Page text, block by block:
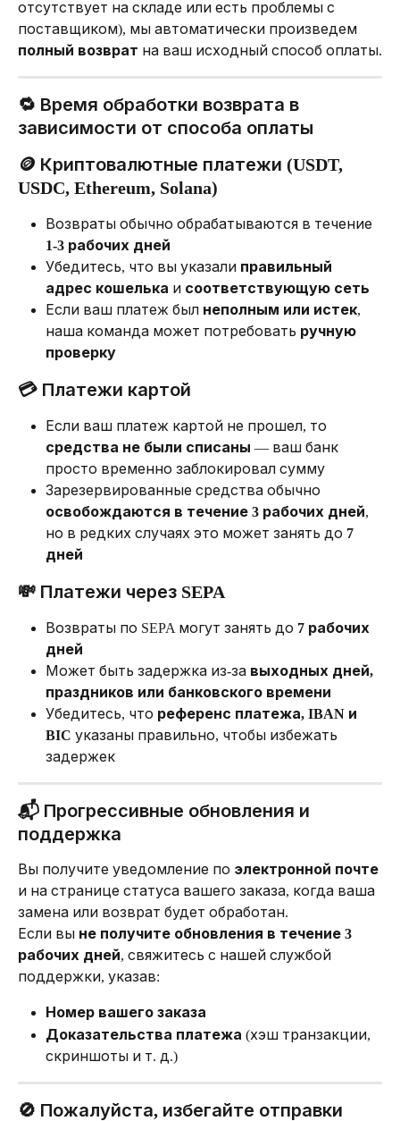
отсутствует на складе или есть проблемы с
поставщиком), мы автоматически произведем
полный возврат на ваш исходный способ оплаты.
🔁 Время обработки возврата в
зависимости от способа оплаты
🪙 Криптовалютные платежи (USDT,
USDC, Ethereum, Solana)
Возвраты обычно обрабатываются в течение
1-3 рабочих дней
Убедитесь, что вы указали правильный
адрес кошелька и соответствующую сеть
Если ваш платеж был неполным или истек,
наша команда может потребовать ручную
проверку
💳 Платежи картой
Если ваш платеж картой не прошел, то
средства не были списаны — ваш банк
просто временно заблокировал сумму
Зарезервированные средства обычно
освобождаются в течение 3 рабочих дней,
но в редких случаях это может занять до 7
дней
💸 Платежи через SEPA
Возвраты по SEPA могут занять до 7 рабочих
дней
Может быть задержка из-за выходных дней,
праздников или банковского времени
Убедитесь, что референс платежа, IBAN и
BIC указаны правильно, чтобы избежать
задержек
📬 Прогрессивные обновления и
поддержка
Вы получите уведомление по электронной почте
и на странице статуса вашего заказа, когда ваша
замена или возврат будет обработан.
Если вы не получите обновления в течение 3
рабочих дней, свяжитесь с нашей службой
поддержки, указав:
Номер вашего заказа
Доказательства платежа (хэш транзакции,
скриншоты и т. д.)
🚫 Пожалуйста, избегайте отправки